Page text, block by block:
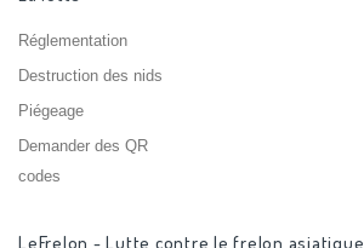
Réglementation
Destruction des nids
Piégeage
Demander des QR
codes
LeFrelon - Lutte contre le frelon asiatique